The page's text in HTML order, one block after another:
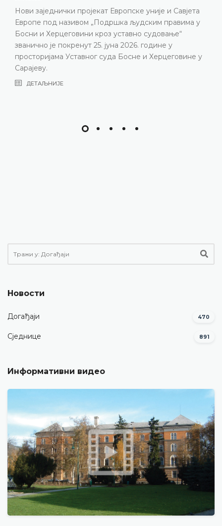
уније и Савјета
правима у
судовање“
године у
и Херцеговине у
представљени релевантна
резултати рада Уставног суда у
изазови с којима се Уставни суд
година, нарочито због
састава
Новости
Догађаји 470
Сједнице 891
Информативни видео